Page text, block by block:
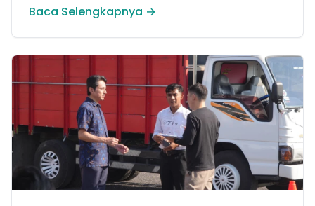
dimiliki Jembrana di kancah motocross nasional
Baca Selengkapnya →